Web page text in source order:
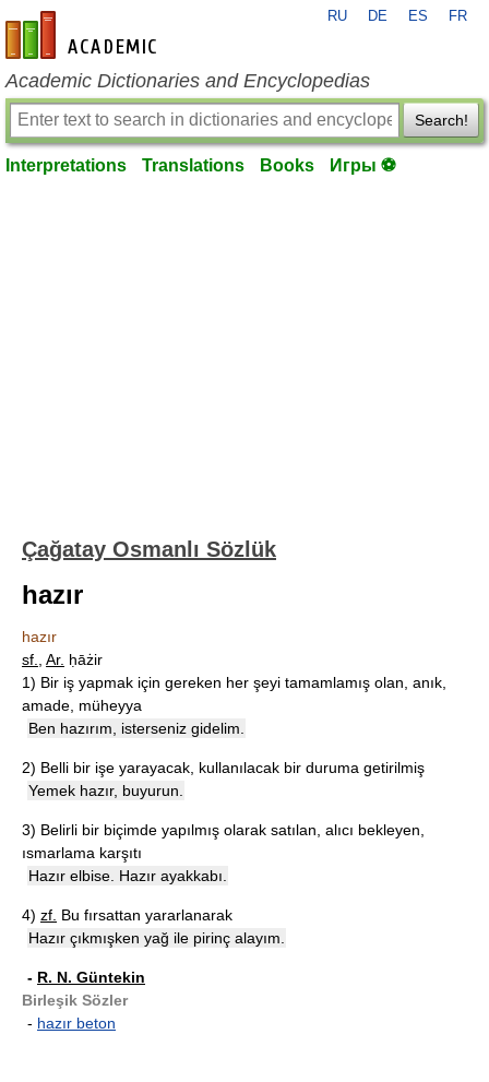
en-academic.com
RU DE ES FR
Academic Dictionaries and Encyclopedias
Search!
Interpretations Translations Books Игры ⚽
Çağatay Osmanlı Sözlük
hazır
hazır
sf.
Ar. ḥāżir
1) Bir iş yapmak için gereken her şeyi tamamlamış olan, anık,
amade, müheyya
Ben hazırım, isterseniz gidelim.
2) Belli bir işe yarayacak, kullanılacak bir duruma getirilmiş
Yemek hazır, buyurun.
3) Belirli bir biçimde yapılmış olarak satılan, alıcı bekleyen,
ısmarlama karşıtı
Hazır elbise. Hazır ayakkabı.
4) zf. Bu fırsattan yararlanarak
Hazır çıkmışken yağ ile pirinç alayım.
- R. N. Güntekin
Birleşik Sözler
- hazır beton